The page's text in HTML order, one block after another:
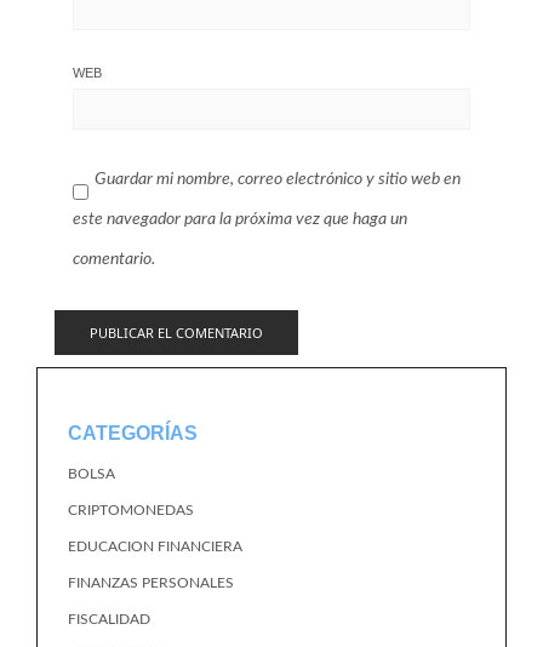
WEB
Guardar mi nombre, correo electrónico y sitio web en
este navegador para la próxima vez que haga un
comentario.
CATEGORÍAS
BOLSA
CRIPTOMONEDAS
EDUCACION FINANCIERA
FINANZAS PERSONALES
FISCALIDAD